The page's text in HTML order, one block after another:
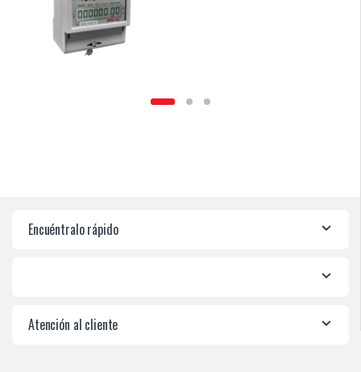
Encuéntralo rápido
Atención al cliente